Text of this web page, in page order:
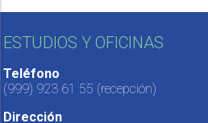
ESTUDIOS Y OFICINAS
Teléfono
(999) 923 61 55 (recepción)
Dirección